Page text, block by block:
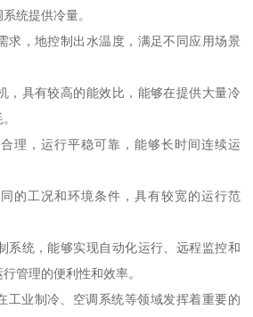
统提供冷量。
求，地控制出水温度，满足不同应用场景
，具有较高的能效比，能够在提供大量冷
理，运行平稳可靠，能够长时间连续运
的工况和环境条件，具有较宽的运行范
系统，能够实现自动化运行、远程监控和
管理的便利性和效率。
工业制冷、空调系统等领域发挥着重要的